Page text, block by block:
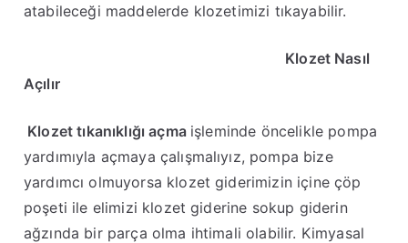
atabileceği maddelerde klozetimizi tıkayabilir.
Klozet Nasıl
Açılır
Klozet tıkanıklığı açma işleminde öncelikle pompa
yardımıyla açmaya çalışmalıyız, pompa bize
yardımcı olmuyorsa klozet giderimizin içine çöp
poşeti ile elimizi klozet giderine sokup giderin
ağzında bir parça olma ihtimali olabilir. Kimyasal